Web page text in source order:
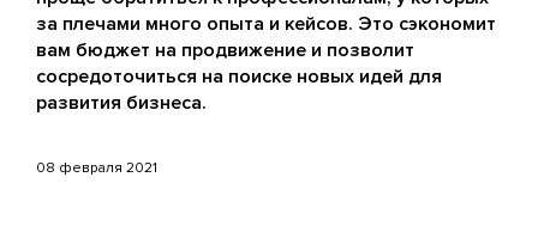
за плечами много опыта и кейсов. Это сэкономит
вам бюджет на продвижение и позволит
сосредоточиться на поиске новых идей для
развития бизнеса.
08 февраля 2021